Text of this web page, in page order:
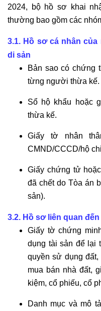
2024, bộ hồ sơ khai
thường bao gồm các
3.1. Hồ sơ cá nhân
di sản
Bản sao có chứng
từng người thừa kế.
Sổ hộ khẩu hoặc
thừa kế.
Giấy tờ nhân
CMND/CCCD/hộ
Giấy chứng tử
đã chết do Tòa án
sản).
3.2. Hồ sơ liên quan
Giấy tờ chứng
dụng tài sản để lại
quyền sử dụng
mua bán nhà đất,
kiệm, cổ phiếu, cổ
Danh mục và mô